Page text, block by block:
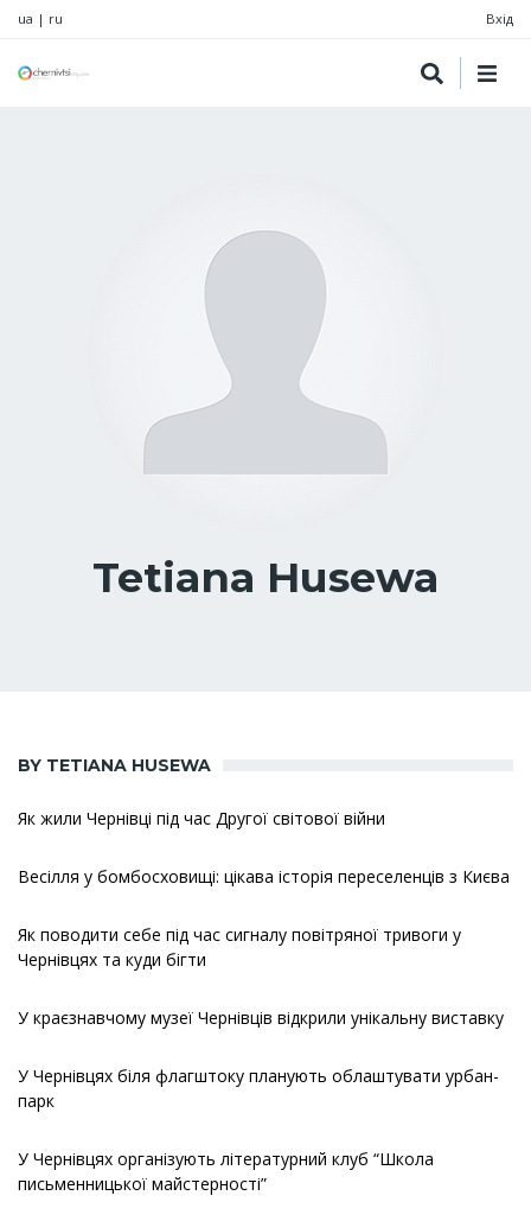
ua | ru Вхід
Tetiana Husewa
BY TETIANA HUSEWA
Як жили Чернівці під час Другої світової війни
Весілля у бомбосховищі: цікава історія переселенців з Києва
Як поводити себе під час сигналу повітряної тривоги у
Чернівцях та куди бігти
У краєзнавчому музеї Чернівців відкрили унікальну виставку
У Чернівцях біля флагштоку планують облаштувати урбан-
парк
У Чернівцях організують літературний клуб “Школа
письменницької майстерності”